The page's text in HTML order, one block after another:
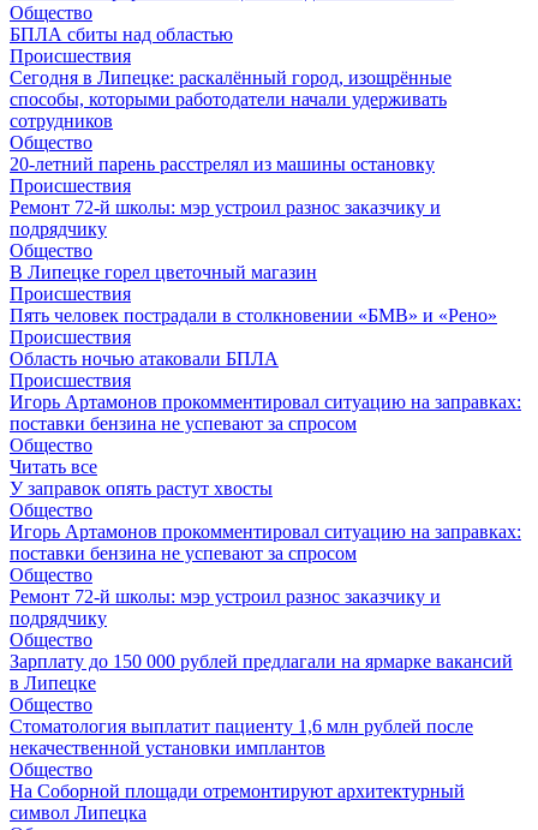
Общество
БПЛА сбиты над областью
Происшествия
Сегодня в Липецке: раскалённый город, изощрённые
способы, которыми работодатели начали удерживать
сотрудников
Общество
20-летний парень расстрелял из машины остановку
Происшествия
Ремонт 72‑й школы: мэр устроил разнос заказчику и
подрядчику
Общество
В Липецке горел цветочный магазин
Происшествия
Пять человек пострадали в столкновении «БМВ» и «Рено»
Происшествия
Область ночью атаковали БПЛА
Происшествия
Игорь Артамонов прокомментировал ситуацию на заправках:
поставки бензина не успевают за спросом
Общество
Читать все
У заправок опять растут хвосты
Общество
Игорь Артамонов прокомментировал ситуацию на заправках:
поставки бензина не успевают за спросом
Общество
Ремонт 72‑й школы: мэр устроил разнос заказчику и
подрядчику
Общество
Зарплату до 150 000 рублей предлагали на ярмарке вакансий
в Липецке
Общество
Стоматология выплатит пациенту 1,6 млн рублей после
некачественной установки имплантов
Общество
На Соборной площади отремонтируют архитектурный
символ Липецка